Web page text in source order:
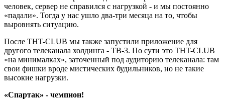
человек, сервер не справился с нагрузкой - и мы постоянно
«падали». Тогда у нас ушло два-три месяца на то, чтобы
выровнять ситуацию.
После THT-CLUB мы также запустили приложение для
другого телеканала холдинга - ТВ-3. По сути это THT-CLUB
«на минималках», заточенный под аудиторию телеканала: там
свои фишки вроде мистических будильников, но не такие
высокие нагрузки.
«Спартак» - чемпион!